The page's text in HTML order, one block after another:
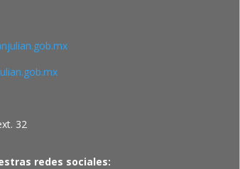
32
redes sociales: